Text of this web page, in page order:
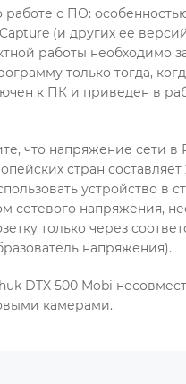
с ПО:
(и других ее
работы необходимо
только тогда,
к ПК и приведен в
что напряжение сети в
стран составляет
устройство в
сетевого напряжения,
только через
напряжения).
DTX 500 Mobi
камерами.